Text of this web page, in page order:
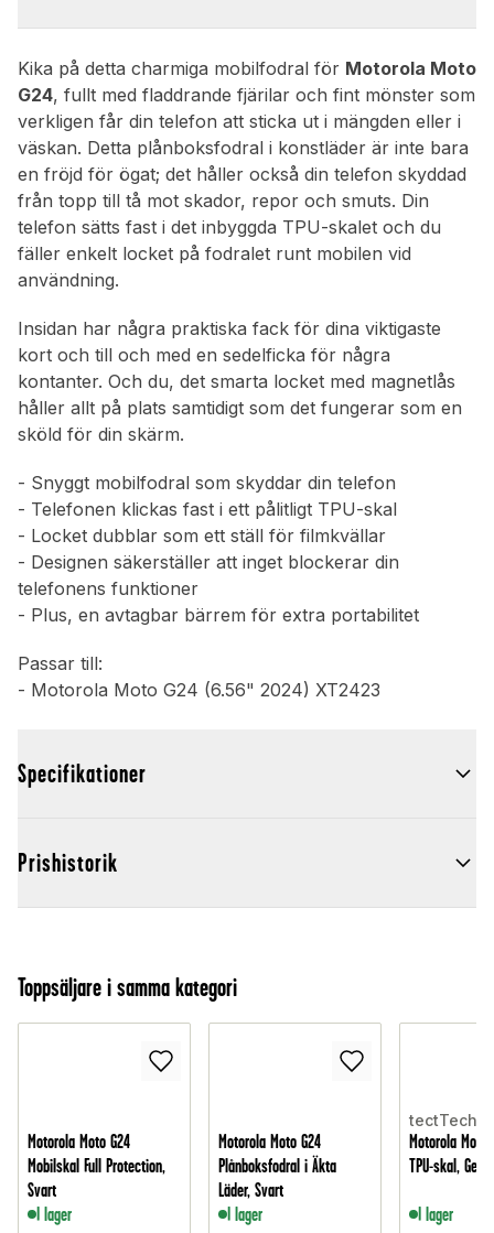
Kika på detta charmiga mobilfodral för Motorola Moto
G24, fullt med fladdrande fjärilar och fint mönster som
verkligen får din telefon att sticka ut i mängden eller i
väskan. Detta plånboksfodral i konstläder är inte bara
en fröjd för ögat; det håller också din telefon skyddad
från topp till tå mot skador, repor och smuts. Din
telefon sätts fast i det inbyggda TPU-skalet och du
fäller enkelt locket på fodralet runt mobilen vid
användning.
Insidan har några praktiska fack för dina viktigaste
kort och till och med en sedelficka för några
kontanter. Och du, det smarta locket med magnetlås
håller allt på plats samtidigt som det fungerar som en
sköld för din skärm.
- Snyggt mobilfodral som skyddar din telefon
- Telefonen klickas fast i ett pålitligt TPU-skal
- Locket dubblar som ett ställ för filmkvällar
- Designen säkerställer att inget blockerar din
telefonens funktioner
- Plus, en avtagbar bärrem för extra portabilitet
Passar till:
- Motorola Moto G24 (6.56" 2024) XT2423
Specifikationer
Prishistorik
Toppsäljare i samma kategori
Motorola Moto G24
Mobilskal Full Protection,
Svart
I lager
Motorola Moto G24
Plånboksfodral i Äkta
Läder, Svart
I lager
tectTech
Motorola Moto
TPU-skal,
I lager